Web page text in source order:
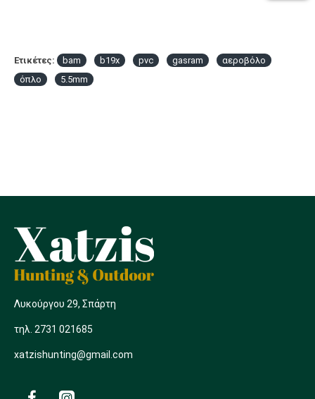
Ετικέτες: bam b19x pvc gasram
αεροβόλο
όπλο
5.5mm
Λυκούργου 29, Σπάρτη
τηλ. 2731 021685
xatzishunting@gmail.com